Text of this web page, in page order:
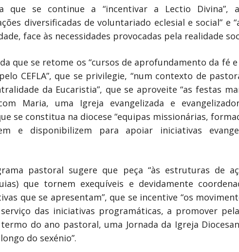
que se continue a “incentivar a Lectio Divina”,
diversificadas de voluntariado eclesial e social” e
face às necessidades provocadas pela realidade
que se retome os “cursos de aprofundamento da fé
CEFLA”, que se privilegie, “num contexto de
da Eucaristia”, que se aproveite “as festas
Maria, uma Igreja evangelizada e
se constitua na diocese “equipas missionárias,
e disponibilizem para apoiar iniciativas
pastoral sugere que peça “às estruturas de
que tornem exequíveis e devidamente
que se apresentam”, que se incentive “os
das iniciativas programáticas, a promover
do ano pastoral, uma Jornada da Igreja
do sexénio”.